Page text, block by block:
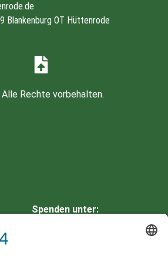
Rechte vorbehalten.
Blankenburg OT Hüttenrode
Spenden unter: